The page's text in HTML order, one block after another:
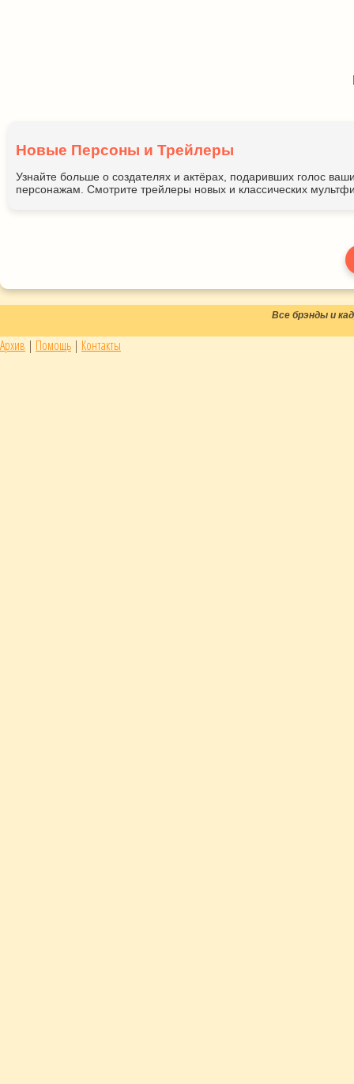
Новые Персоны и Трейлеры
Узнайте больше о создателях и актёрах, подаривших голос
персонажам. Смотрите трейлеры новых и классических
Все брэнды и
Архив | Помощь | Контакты